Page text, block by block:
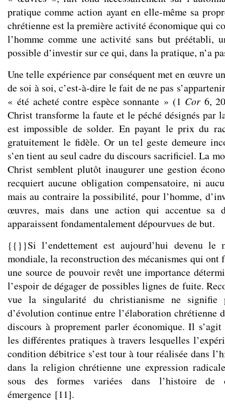
pratique comme action ayant en elle-même sa
chrétienne est la première activité économique qui
l’homme comme une activité sans but préétabli,
possible d’investir sur ce qui, dans la pratique, n’a
Une telle expérience par conséquent met en œuvre
de soi à soi, c’est-à-dire le fait de ne pas
« été acheté contre espèce sonnante » (1 Cor 6,
Christ transforme la faute et le péché désignés par
est impossible de solder. En payant le prix du
gratuitement le fidèle. Or un tel geste demeure
s’en tient au seul cadre du discours sacrificiel. La
Christ semblent plutôt inaugurer une gestion
recquiert aucune obligation compensatoire, ni
mais au contraire la possibilité, pour l’homme,
œuvres, mais dans une action qui accentue sa
apparaissent fondamentalement dépourvues de but.
{{}}Si l’endettement est aujourd’hui devenu le
mondiale, la reconstruction des mécanismes qui ont
une source de pouvoir revêt une importance
l’espoir de dégager de possibles lignes de fuite.
vue la singularité du christianisme ne signifie
d’évolution continue entre l’élaboration chrétienne
discours à proprement parler économique. Il
les différentes pratiques à travers lesquelles
condition débitrice s’est tour à tour réalisée dans
dans la religion chrétienne une expression
sous des formes variées dans l’histoire
émergence [11].